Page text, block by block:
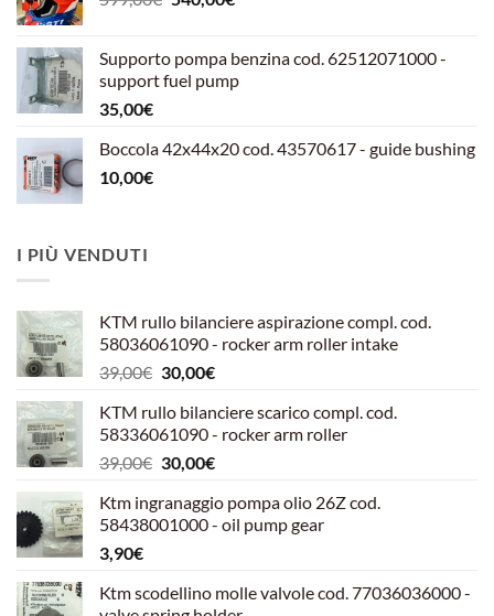
era:
599,00€.
è:
540,00€.
Supporto pompa benzina cod. 62512071000 -
support fuel pump
35,00€
Boccola 42x44x20 cod. 43570617 - guide bushing
10,00€
I PIÙ VENDUTI
KTM rullo bilanciere aspirazione compl. cod.
58036061090 - rocker arm roller intake
39,00€ Il
originale
era:
39,00€.
30,00€Il
attuale
è:
30,00€.
KTM rullo bilanciere scarico compl. cod.
58336061090 - rocker arm roller
39,00€ Il
originale
era:
30,00€Il
attuale
è:
Ktm ingranaggio pompa olio 26Z cod.
58438001000 - oil pump gear
3,90€
Ktm scodellino molle valvole cod. 77036036000 -